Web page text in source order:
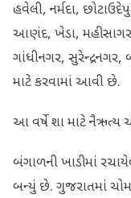
હવેલી, નર્મદા,
આણંદ, ખેડા,
ગાંધીનગર,
માટે કરવામાં આવી છે.
આ વર્ષે શા માટે નૈઋત્ય
બંગાળની ખાડીમાં
બન્યું છે. ગુજરાતમાં